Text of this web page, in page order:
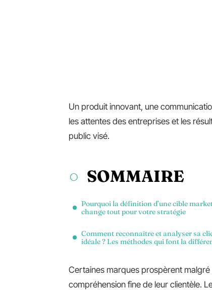
Un produit innovant, une
les attentes des entreprises et les
public visé.
SOMMAIRE
Pourquoi la définition d’une cible
change tout pour votre stratégie
Comment reconnaître et analyser sa
idéale ? Les méthodes qui font la
Certaines marques prospèrent malgré
compréhension fine de leur clientèle.